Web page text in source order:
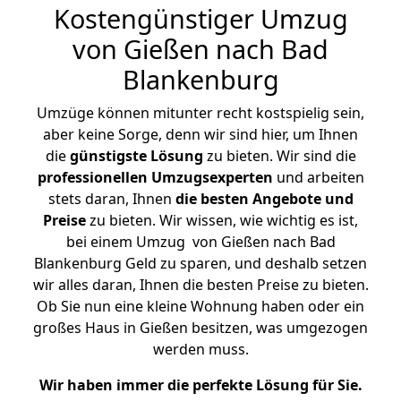
Kostengünstiger Umzug
von Gießen nach Bad
Blankenburg
Umzüge können mitunter recht kostspielig sein,
aber keine Sorge, denn wir sind hier, um Ihnen
diegünstigste Lösung zu bieten. Wir sind die
professionellen Umzugsexperten und arbeiten
stets daran, Ihnen die besten Angebote und
Preisezu bieten. Wir wissen, wie wichtig es ist,
bei einem Umzug von Gießen nach Bad
Blankenburg Geld zu sparen, und deshalb setzen
wir alles daran, Ihnen die besten Preise zu bieten.
Ob Sie nun eine kleine Wohnung haben oder ein
großes Haus in Gießen besitzen, was umgezogen
werden muss.
Wir haben immer die perfekte Lösung für Sie.